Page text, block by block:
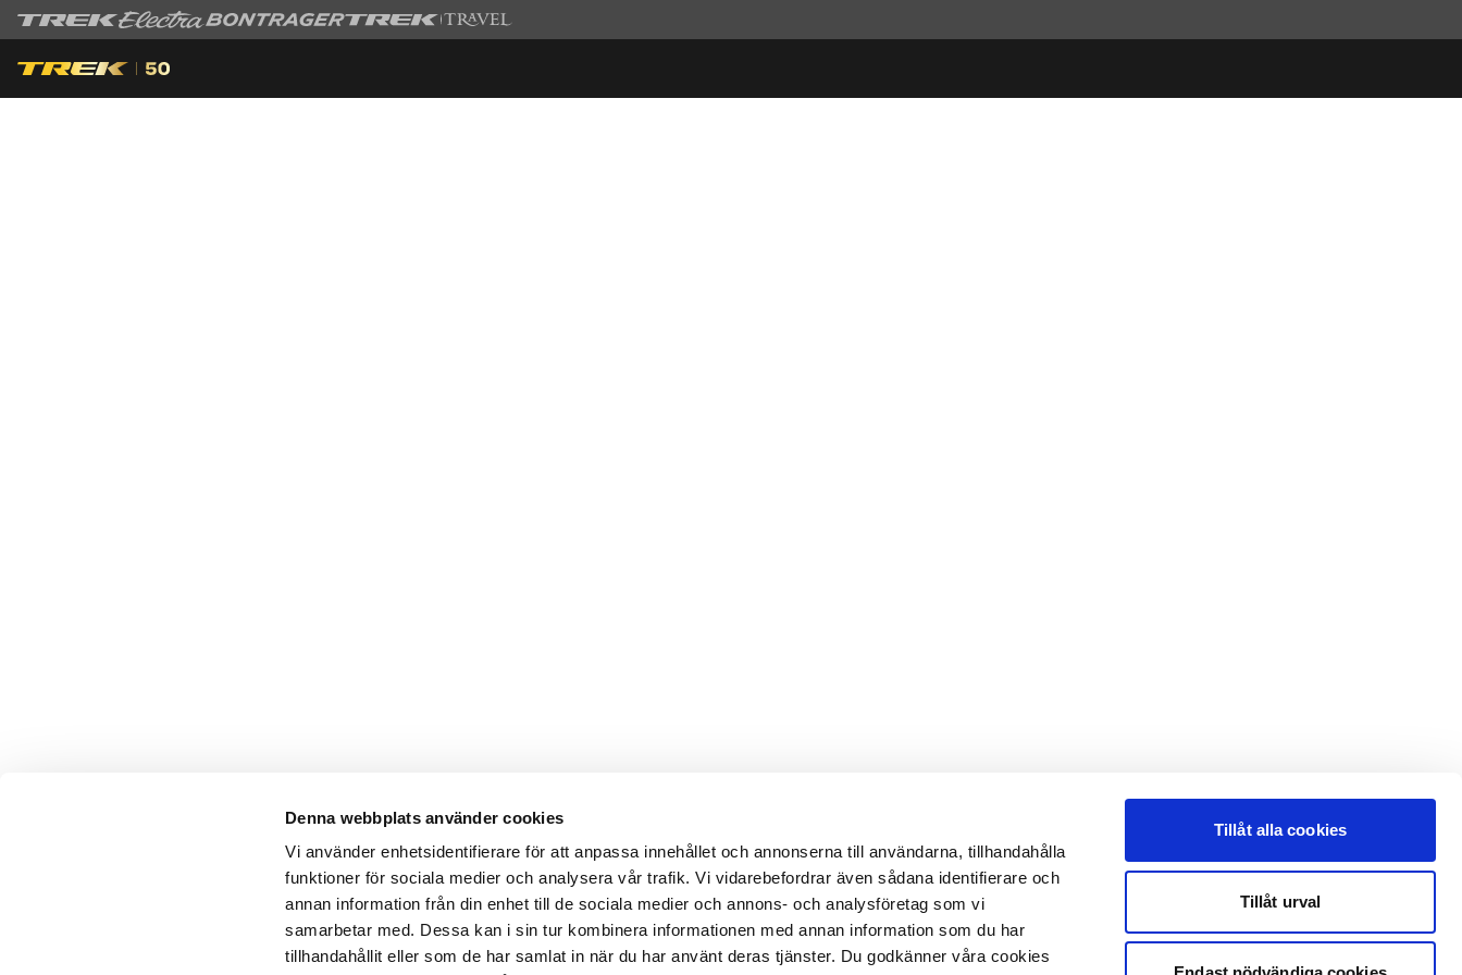
Denna webbplats använder cookies
Vi använder enhetsidentifierare för att anpassa innehållet och annonserna till användarna, tillhandahålla
funktioner för sociala medier och analysera vår trafik. Vi vidarebefordrar även sådana identifierare och
annan information från din enhet till de sociala medier och annons- och analysföretag som vi
samarbetar med. Dessa kan i sin tur kombinera informationen med annan information som du har
tillhandahållit eller som de har samlat in när du har använt deras tjänster. Du godkänner våra cookies
Tillåt alla cookies
Tillåt urval